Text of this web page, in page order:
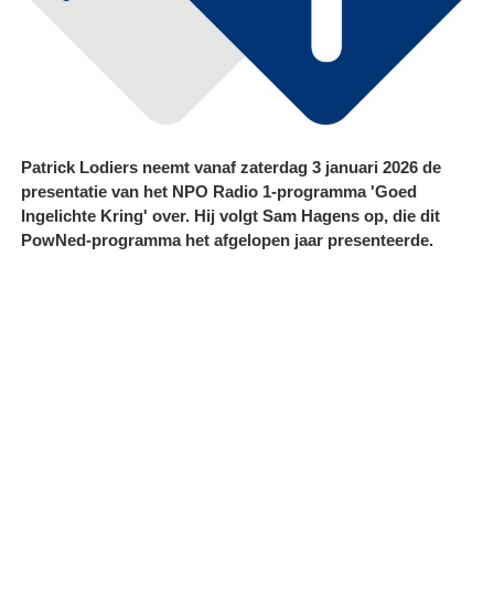
Patrick Lodiers neemt vanaf zaterdag 3 januari 2026 de
presentatie van het NPO Radio 1-programma 'Goed
Ingelichte Kring' over. Hij volgt Sam Hagens op, die dit
PowNed-programma het afgelopen jaar presenteerde.